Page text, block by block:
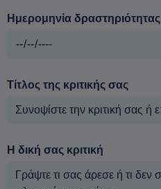
Ημερομηνία δραστηριότητας
Τίτλος της κριτικής σας
Η δική σας κριτική